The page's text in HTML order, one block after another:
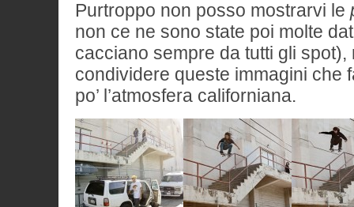
Purtroppo non posso mostrarvi le
non ce ne sono state poi molte
cacciano sempre da tutti gli
condividere queste immagini che
po’ l’atmosfera californiana.